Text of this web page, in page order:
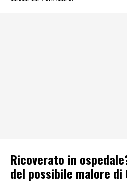
Ricoverato in
del possibile malore di